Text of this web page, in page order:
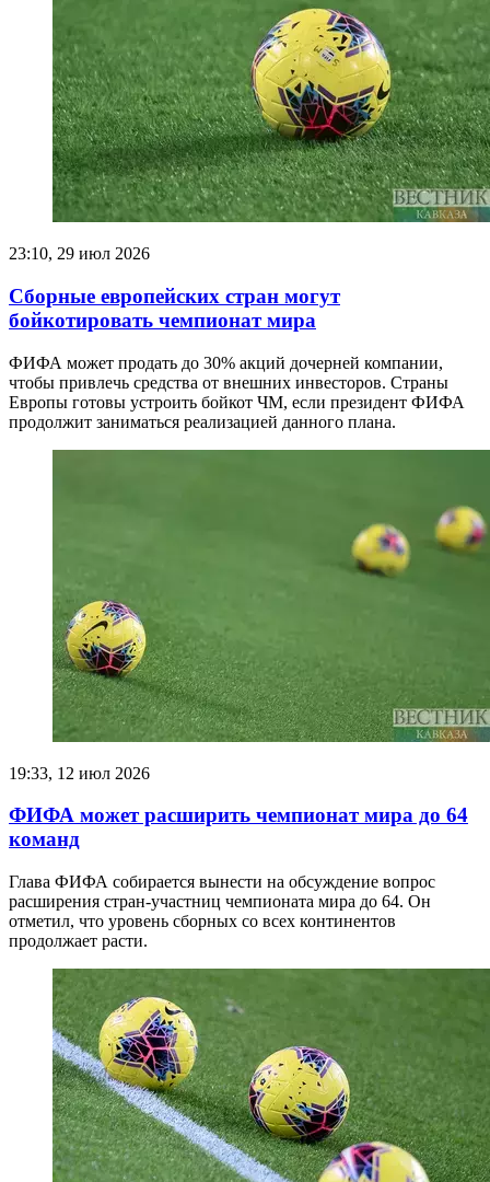
23:10, 29 июл 2026
Сборные европейских стран могут
бойкотировать чемпионат мира
ФИФА может продать до 30% акций дочерней компании,
чтобы привлечь средства от внешних инвесторов. Страны
Европы готовы устроить бойкот ЧМ, если президент ФИФА
продолжит заниматься реализацией данного плана.
19:33, 12 июл 2026
ФИФА может расширить чемпионат мира до 64
команд
Глава ФИФА собирается вынести на обсуждение вопрос
расширения стран-участниц чемпионата мира до 64. Он
отметил, что уровень сборных со всех континентов
продолжает расти.